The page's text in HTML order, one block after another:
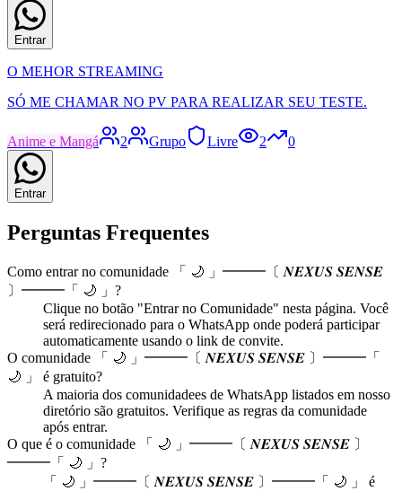
Entrar
O MEHOR STREAMING
SÓ ME CHAMAR NO PV PARA REALIZAR SEU TESTE.
Anime e Mangá 2 Grupo Livre 2 0
Entrar
Perguntas Frequentes
Como entrar no comunidade
「 🌙 」━━━〔 𝑵𝑬𝑿𝑼𝑺 𝑺𝑬𝑵𝑺𝑬
〕━━━「 🌙 」 ?
Clique no botão "Entrar no Comunidade" nesta página. Você
será redirecionado para o WhatsApp onde poderá participar
automaticamente usando o link de convite.
O comunidade
「 🌙 」━━━〔 𝑵𝑬𝑿𝑼𝑺 𝑺𝑬𝑵𝑺𝑬 〕━━━「
🌙 」
é gratuito?
A maioria dos comunidadees de WhatsApp listados em nosso
diretório são gratuitos. Verifique as regras da comunidade
após entrar.
O que é o comunidade
「 🌙 」━━━〔 𝑵𝑬𝑿𝑼𝑺 𝑺𝑬𝑵𝑺𝑬 〕
━━━「 🌙 」 ?
「 🌙 」━━━〔 𝑵𝑬𝑿𝑼𝑺 𝑺𝑬𝑵𝑺𝑬 〕━━━「 🌙 」
é